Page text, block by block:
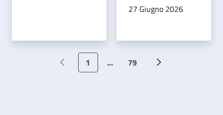
27 Giugno 2026
Paginazione
Pagina precedente
Pagina attuale
1 … Ultima pagina
79 Pagina successiva